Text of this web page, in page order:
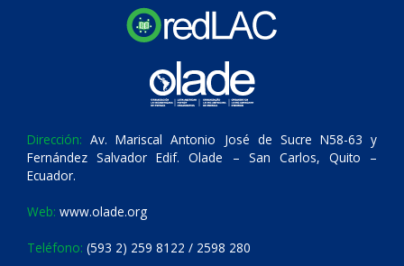
Dirección: Av. Mariscal Antonio José de Sucre N58-63 y
Fernández Salvador Edif. Olade – San Carlos, Quito –
Ecuador.
Web: www.olade.org
Teléfono: (593 2) 259 8122 / 2598 280